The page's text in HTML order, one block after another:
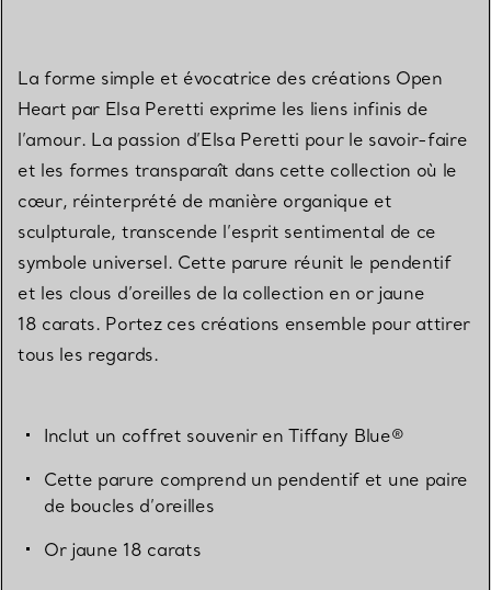
La forme simple et évocatrice des créations Open
Heart par Elsa Peretti exprime les liens infinis de
l’amour. La passion d’Elsa Peretti pour le savoir-faire
et les formes transparaît dans cette collection où le
cœur, réinterprété de manière organique et
sculpturale, transcende l’esprit sentimental de ce
symbole universel. Cette parure réunit le pendentif
et les clous d’oreilles de la collection en or jaune
18 carats. Portez ces créations ensemble pour attirer
tous les regards.
Inclut un coffret souvenir en Tiffany Blue®
Cette parure comprend un pendentif et une paire
de boucles d’oreilles
Or jaune 18 carats